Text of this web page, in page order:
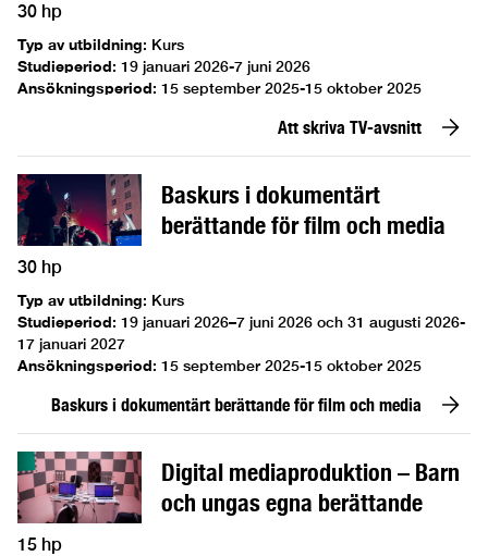
30 hp
Typ av utbildning: Kurs
Studieperiod: 19 januari 2026-7 juni 2026
Ansökningsperiod: 15 september 2025-15 oktober 2025
Att skriva TV-avsnitt
Baskurs i dokumentärt
berättande för film och media
30 hp
Typ av utbildning: Kurs
Studieperiod: 19 januari 2026–7 juni 2026 och 31 augusti 2026-
17 januari 2027
Ansökningsperiod: 15 september 2025-15 oktober 2025
Baskurs i dokumentärt berättande för film och media
Digital mediaproduktion – Barn
och ungas egna berättande
15 hp